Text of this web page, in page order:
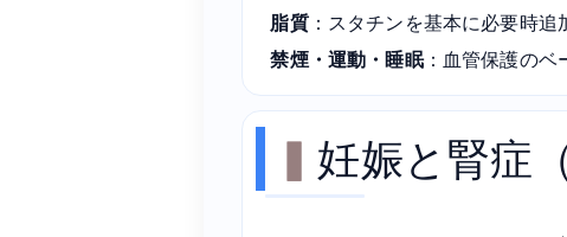
脂質：スタチンを基本に必要時追
禁煙・運動・睡眠：血管保護のベ
妊娠と腎症